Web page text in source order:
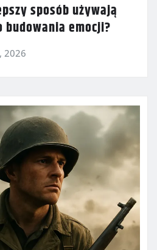
sposób używają
emocji?
2026